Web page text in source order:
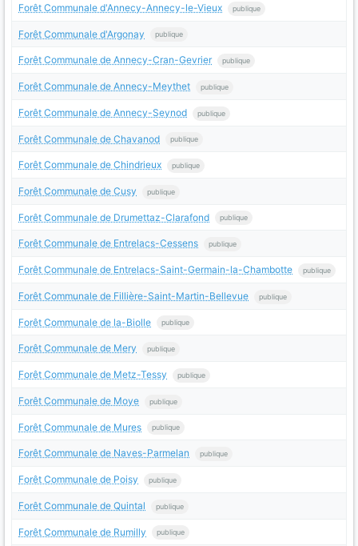
Forêt Communale d'Annecy-Annecy-le-Vieux publique
Forêt Communale d'Argonay publique
Forêt Communale de Annecy-Cran-Gevrier publique
Forêt Communale de Annecy-Meythet publique
Forêt Communale de Annecy-Seynod publique
Forêt Communale de Chavanod publique
Forêt Communale de Chindrieux publique
Forêt Communale de Cusy publique
Forêt Communale de Drumettaz-Clarafond publique
Forêt Communale de Entrelacs-Cessens publique
Forêt Communale de Entrelacs-Saint-Germain-la-Chambotte publique
Forêt Communale de Fillière-Saint-Martin-Bellevue publique
Forêt Communale de la-Biolle publique
Forêt Communale de Mery publique
Forêt Communale de Metz-Tessy publique
Forêt Communale de Moye publique
Forêt Communale de Mures publique
Forêt Communale de Naves-Parmelan publique
Forêt Communale de Poisy publique
Forêt Communale de Quintal publique
Forêt Communale de Rumilly publique